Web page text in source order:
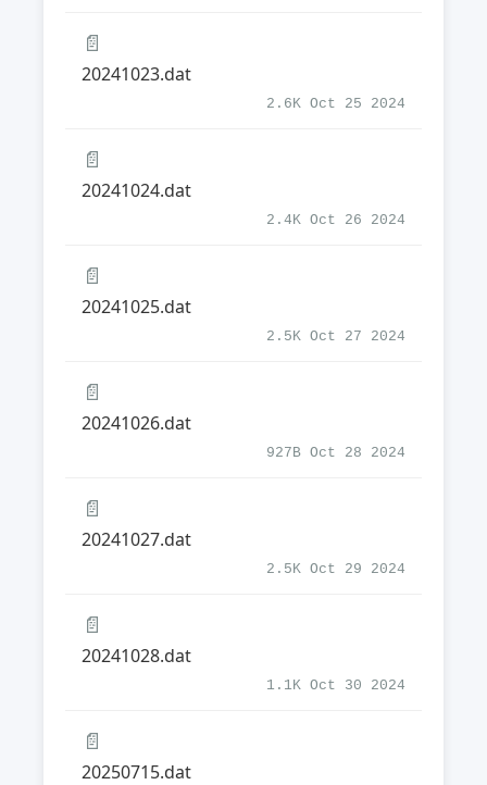
📄
20241023.dat
2.6K Oct 25 2024
📄
20241024.dat
2.4K Oct 26 2024
📄
20241025.dat
2.5K Oct 27 2024
📄
20241026.dat
927B Oct 28 2024
📄
20241027.dat
2.5K Oct 29 2024
📄
20241028.dat
1.1K Oct 30 2024
📄
20250715.dat